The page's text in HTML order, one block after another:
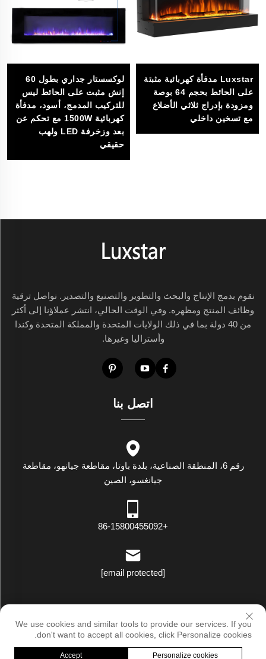
Luxstar مدفأة كهربائية مثبتة
على الحائط بحجم 64 بوصة
ومزودة بإدراج ثلاثي الأضلاع
مع تسخين داخلي
لوكسستار جداري بطول 60
إنش مثبت على الحائط ليس
للتركيب المدمج، أسود، مدفأة
كهربائية 1500W مع تحكم عن
بعد وزخرفة LED ولهب
حقيقي
نقوم بدمج الإنتاج والبحث والتطوير والتصنيع والتصدير. نواصل ترقية
وظائف المنتج ومظهره. وفي الوقت الحالي، انتشر عملاؤنا إلى أكثر
من 40 دولة بما في ذلك الولايات المتحدة والمملكة المتحدة وكندا
وأستراليا وغيرها.
اتصل بنا
رقم 6، المنطقة الصناعية، بلدة باوتا، مقاطعة جيانهو، مقاطعة
جيانغسو، الصين
+86-15800455092
[email protected]
حقوق النسخ © لوكسستار إندستريال (جيانغسو) كو., لت. جميع الحقوق
محفوظة |سياسة الخصوصية
We use cookies and similar tools to provide our services. If you
don't want to accept all cookies, click Personalize cookies.
Personalize cookies
Accept